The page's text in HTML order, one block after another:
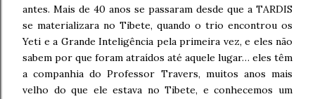
antes. Mais de 40 anos se passaram desde que a TARDIS
se materializara no Tibete, quando o trio encontrou os
Yeti e a Grande Inteligência pela primeira vez, e eles não
sabem por que foram atraídos até aquele lugar… eles têm
a companhia do Professor Travers, muitos anos mais
velho do que ele estava no Tibete, e conhecemos um